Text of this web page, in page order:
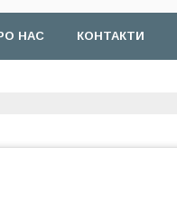
НАС КОНТАКТИ